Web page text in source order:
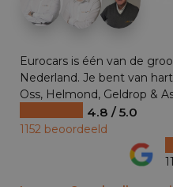
Eurocars is één van de
Nederland. Je bent van
Oss, Helmond, Geldrop &
4.8 / 5.0
1152 beoordeeld